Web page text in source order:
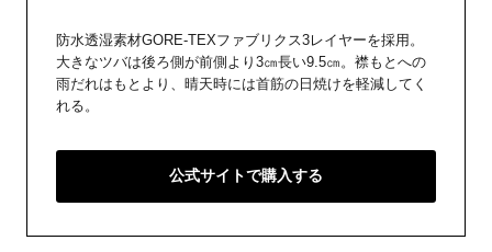
防水透湿素材GORE-TEXファブリクス3レイヤーを採用。
大きなツバは後ろ側が前側より3㎝長い9.5㎝。襟もとへの
雨だれはもとより、晴天時には首筋の日焼けを軽減してく
れる。
公式サイトで購入する